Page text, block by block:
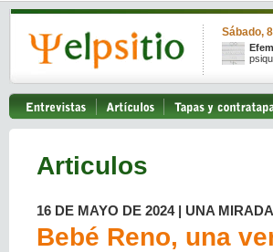
Sábado,
Articulos
16 DE MAYO DE 2024 | UNA
Bebé Reno, una